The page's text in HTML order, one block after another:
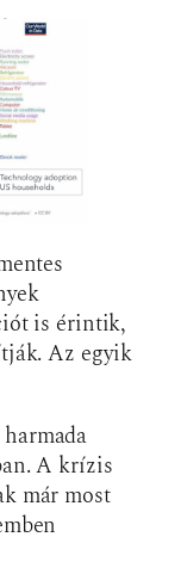
is érintik,
Az egyik
A krízis
már most